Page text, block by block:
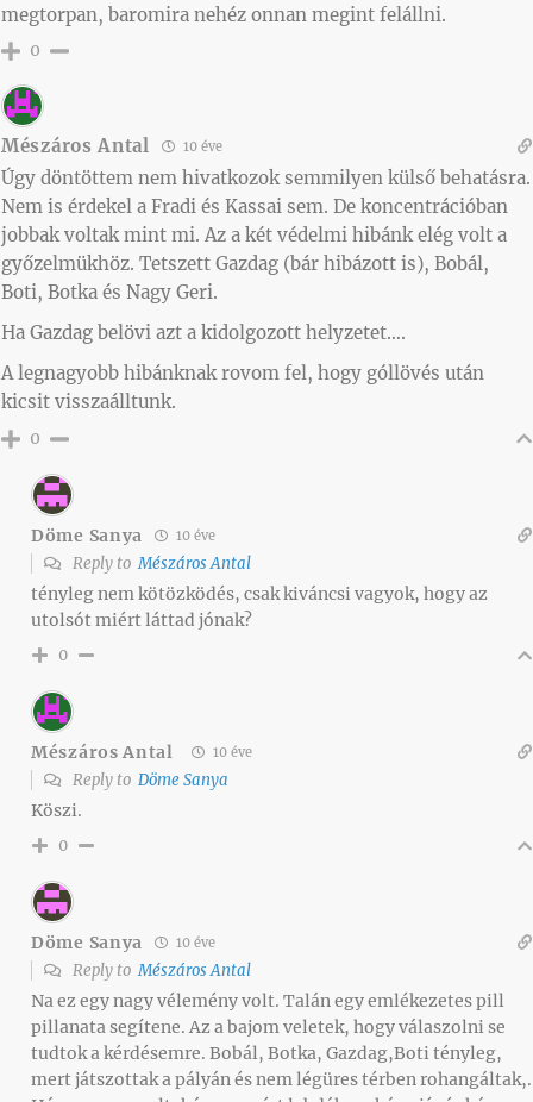
megtorpan, baromira nehéz onnan megint felállni.
0
Mészáros Antal 10 éve
Úgy döntöttem nem hivatkozok semmilyen külső behatásra.
Nem is érdekel a Fradi és Kassai sem. De koncentrációban
jobbak voltak mint mi. Az a két védelmi hibánk elég volt a
győzelmükhöz. Tetszett Gazdag (bár hibázott is), Bobál,
Boti, Botka és Nagy Geri.
Ha Gazdag belövi azt a kidolgozott helyzetet….
A legnagyobb hibánknak rovom fel, hogy góllövés után
kicsit visszaálltunk.
0
Döme Sanya 10 éve
Reply toMészáros Antal
tényleg nem kötözködés, csak kiváncsi vagyok, hogy az
utolsót miért láttad jónak?
0
Mészáros Antal 10 éve
Reply to Döme Sanya
Köszi.
0
Döme Sanya 10 éve
Reply toMészáros Antal
Na ez egy nagy vélemény volt. Talán egy emlékezetes pill
pillanata segítene. Az a bajom veletek, hogy válaszolni se
tudtok a kérdésemre. Bobál, Botka, Gazdag,Boti tényleg,
mert játszottak a pályán és nem légüres térben rohangáltak,.